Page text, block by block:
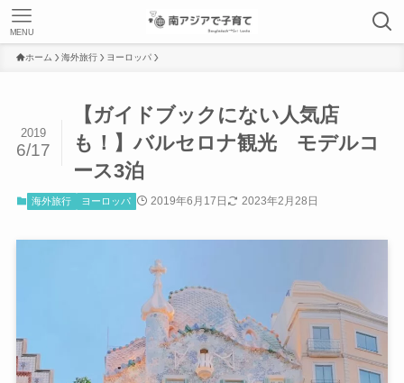
MENU
ホーム 海外旅行 ヨーロッパ
【ガイドブックにない人気店
も！】バルセロナ観光 モデルコ
ース3泊
2019
6/17
海外旅行 ヨーロッパ 2019年6月17日 2023年2月28日